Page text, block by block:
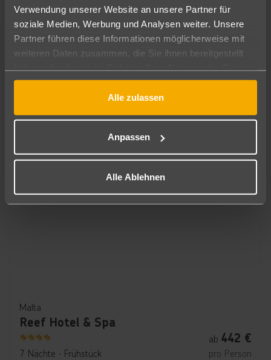
Verwendung unserer Website an unsere Partner für
soziale Medien, Werbung und Analysen weiter. Unsere
Partner führen diese Informationen möglicherweise mit
weiteren Daten zusammen, die Sie ihnen bereitgestellt
gesammelt haben.
Alle zulassen
Anpassen
Alle Ablehnen
Ramla Bay Resort
ab452€
Malta
Reef Hotel & Spa
4
7 Nächte ∙ Frühstück
ab 442 €
pro Person